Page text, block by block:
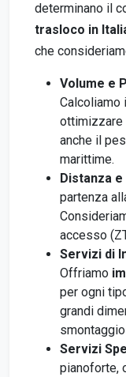
determinano il
trasloco in
che
Volume e
Calcoliamo
ottimizzare
anche il
marittime.
Distanza
partenza
accesso
Servizi di
Offriamo
per ogni
grandi
Servizi
pianoforte,